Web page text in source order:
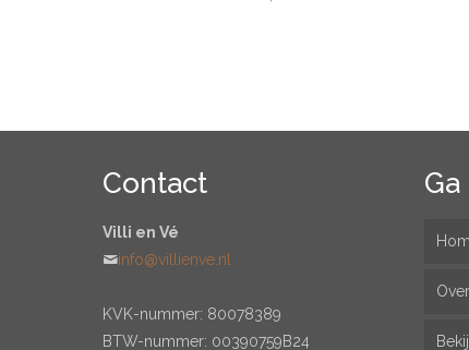
Contact
Villi en Vé
info@villienve.nl
KVK-nummer: 80078389
BTW-nummer: 00390759B24
Ga